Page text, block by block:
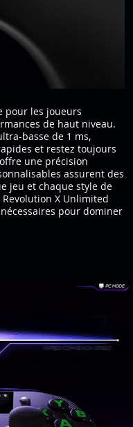
pour les joueurs
de haut niveau.
basse de 1 ms,
et restez toujours
une précision
assurent des
jeu et chaque style de
X Unlimited
pour dominer